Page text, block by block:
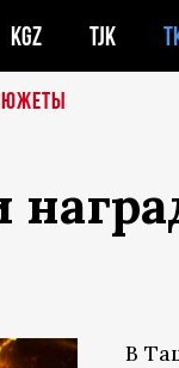
KGZ TJK
В